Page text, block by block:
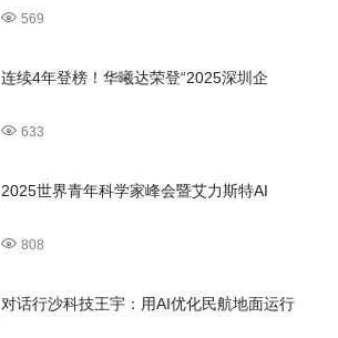
569
连续4年登榜！华曦达荣登“2025深圳企
633
2025世界青年科学家峰会暨艾力斯特AI
808
对话行沙科技王宇：用AI优化民航地面运行